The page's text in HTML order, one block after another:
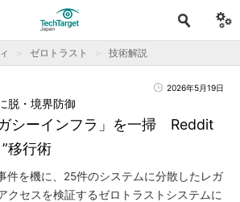
ゼロトラスト 技術解説
2026年5月19日
シーインフラ」を一掃 Reddit
移行術
脱・境界防御
件を機に、25件のシステムに分散したレガ
クセスを検証するゼロトラストシステムに